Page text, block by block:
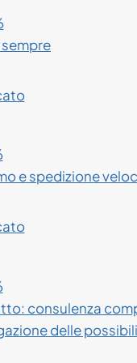
e spedizione
consulenza
delle